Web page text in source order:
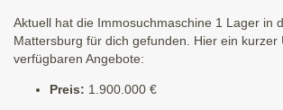
Aktuell hat die Immosuchmaschine 1 Lager in
Mattersburg für dich gefunden. Hier ein kurzer
verfügbaren Angebote:
Preis: 1.900.000 €